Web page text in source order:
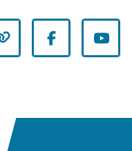
andere Facebook